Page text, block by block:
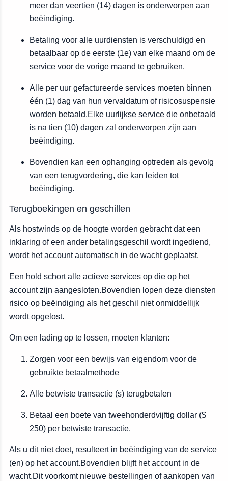
meer dan veertien (14) dagen is onderworpen aan
beëindiging.
Betaling voor alle uurdiensten is verschuldigd en
betaalbaar op de eerste (1e) van elke maand om de
service voor de vorige maand te gebruiken.
Alle per uur gefactureerde services moeten binnen
één (1) dag van hun vervaldatum of risicosuspensie
worden betaald.Elke uurlijkse service die onbetaald
is na tien (10) dagen zal onderworpen zijn aan
beëindiging.
Bovendien kan een ophanging optreden als gevolg
van een terugvordering, die kan leiden tot
beëindiging.
Terugboekingen en geschillen
Als hostwinds op de hoogte worden gebracht dat een
inklaring of een ander betalingsgeschil wordt ingediend,
wordt het account automatisch in de wacht geplaatst.
Een hold schort alle actieve services op die op het
account zijn aangesloten.Bovendien lopen deze diensten
risico op beëindiging als het geschil niet onmiddellijk
wordt opgelost.
Om een lading op te lossen, moeten klanten:
Zorgen voor een bewijs van eigendom voor de
gebruikte betaalmethode
Alle betwiste transactie (s) terugbetalen
Betaal een boete van tweehonderdvijftig dollar ($
250) per betwiste transactie.
Als u dit niet doet, resulteert in beëindiging van de service
(en) op het account.Bovendien blijft het account in de
wacht.Dit voorkomt nieuwe bestellingen of aankopen van